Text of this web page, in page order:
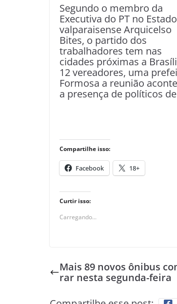
Segundo o membro da
Executiva do PT no
valparaisense Arquicelso
Bites, o partido dos
trabalhadores tem nas
cidades próximas a
12 vereadores, uma
Formosa a reunião
a presença de políticos
Compartilhe isso:
Facebook 18+
Curtir isso:
Carregando...
Mais 89 novos ônibus
rar nesta segunda-feira